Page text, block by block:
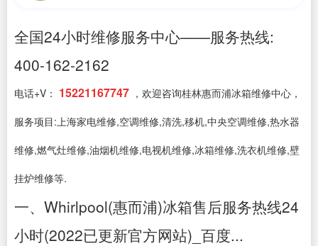
全国24小时维修服务中心——服务热线:
400-162-2162
电话+V： 15221167747 ，欢迎咨询桂林惠而浦冰箱维修中心，
服务项目:上海家电维修,空调维修,清洗,移机,中央空调维修,热水器
维修,燃气灶维修,油烟机维修,电视机维修,冰箱维修,洗衣机维修,壁
挂炉维修等.
一、Whirlpool(惠而浦)冰箱售后服务热线24
小时(2022已更新官方网站)_百度...